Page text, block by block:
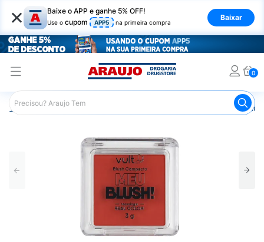
× Baixe o APP e ganhe 5% OFF!
Use o cupom APP5 na primeira compra
Baixar
0
Araujo Maquiagem Blush